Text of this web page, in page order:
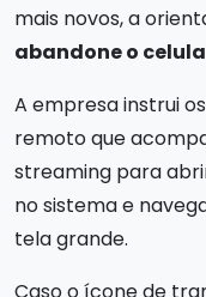
mais novos, a
abandone o
A empresa instrui
remoto que
streaming para
no sistema e
tela grande.
Caso o ícone de